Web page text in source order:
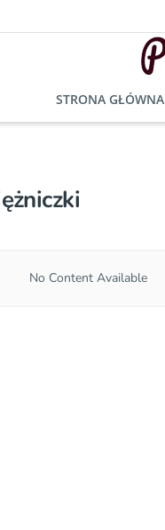
STRONA GŁÓWNA
No Content Available